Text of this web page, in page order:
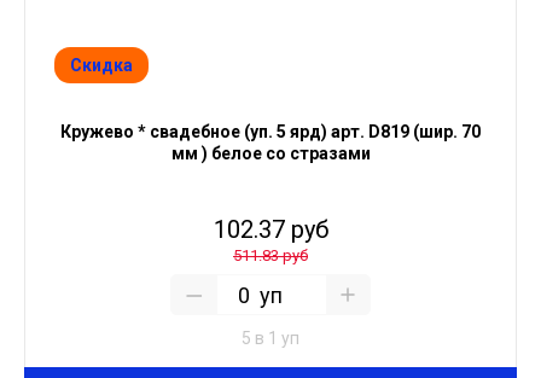
Скидка
Кружево * свадебное (уп. 5 ярд) арт. D819 (шир. 70
мм ) белое со стразами
102.37 руб
511.83 руб
уп
5 в 1 уп